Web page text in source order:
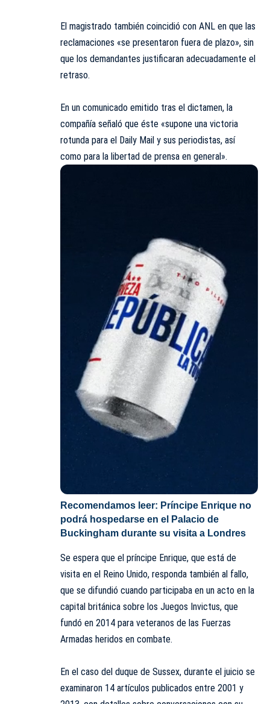
El magistrado también coincidió con ANL en que las
reclamaciones «se presentaron fuera de plazo», sin
que los demandantes justificaran adecuadamente el
retraso.
En un comunicado emitido tras el dictamen, la
compañía señaló que éste «supone una victoria
rotunda para el Daily Mail y sus periodistas, así
como para la libertad de prensa en general».
Recomendamos leer: Príncipe Enrique no
podrá hospedarse en el Palacio de
Buckingham durante su visita a Londres
Se espera que el príncipe Enrique, que está de
visita en el Reino Unido, responda también al fallo,
que se difundió cuando participaba en un acto en la
capital británica sobre los Juegos Invictus, que
fundó en 2014 para veteranos de las Fuerzas
Armadas heridos en combate.
En el caso del duque de Sussex, durante el juicio se
examinaron 14 artículos publicados entre 2001 y